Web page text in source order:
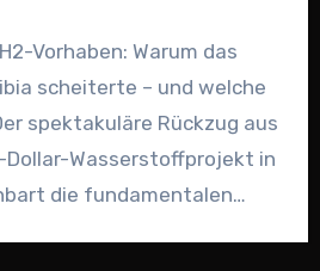
Vorhaben: Warum das
scheiterte – und welche
spektakuläre Rückzug aus
Dollar-Wasserstoffprojekt in
die fundamentalen